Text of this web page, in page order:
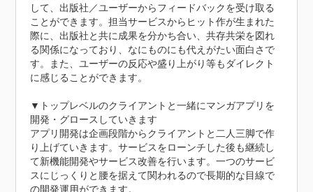
して、出版社／ユーザーからフィードバックを受け取る
ことができます。担当サービスからヒット作が生まれた
際に、出版社と共に成果を分かち合い、共存共栄を図れ
る関係になっており、なにものにも代えがたい面白さで
す。また、ユーザーの反応や盛り上がり等もダイレクト
に感じることができます。
▼トップレベルのクライアントと一緒にマンガアプリを
開発・グロースしていきます
アプリ開発は企画段階からクライアントと二人三脚で作
り上げていきます。サービスをローンチした後も継続し
て新機能開発やサービス改善を行います。一つのサービ
スにじっくりと腰を据えて関われるので長期的な目線で
の開発運用ができます。